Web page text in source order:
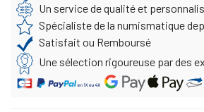
Un service de qualité et
Spécialiste de la numismatique
Satisfait ou Remboursé
Une sélection rigoureuse par des